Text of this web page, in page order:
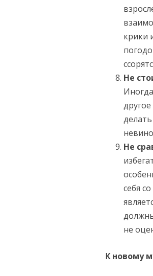
крики
Не
Не
себя
не
К новому